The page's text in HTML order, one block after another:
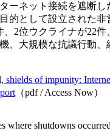
ーネット接続を遮断
的として設立された非
2位ウクライナが22件
、大規模な抗議行動
shields of impunity:
（pdf / Access Now）
where shutdowns